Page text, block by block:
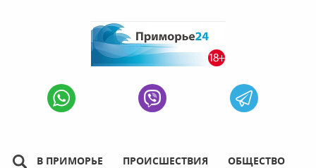
В ПРИМОРЬЕ ПРОИСШЕСТВИЯ
ОБЩЕСТВО